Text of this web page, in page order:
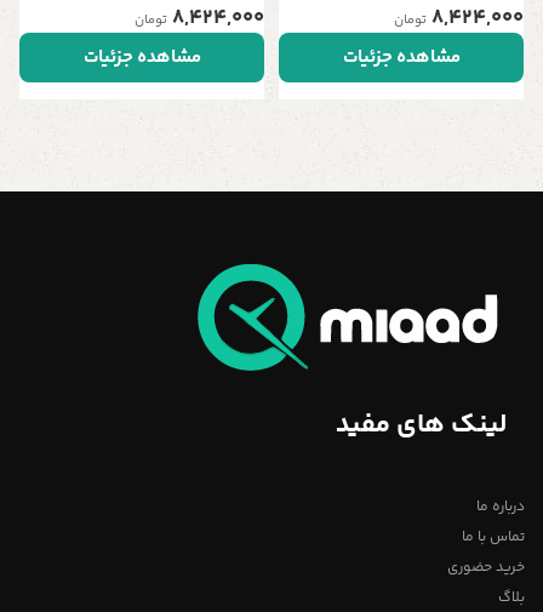
8,424,000 تومان
مشاهده جزئیات
8,424,000 تومان
مشاهده جزئیات
لینک های مفید
درباره ما
تماس با ما
خرید حضوری
بلاگ